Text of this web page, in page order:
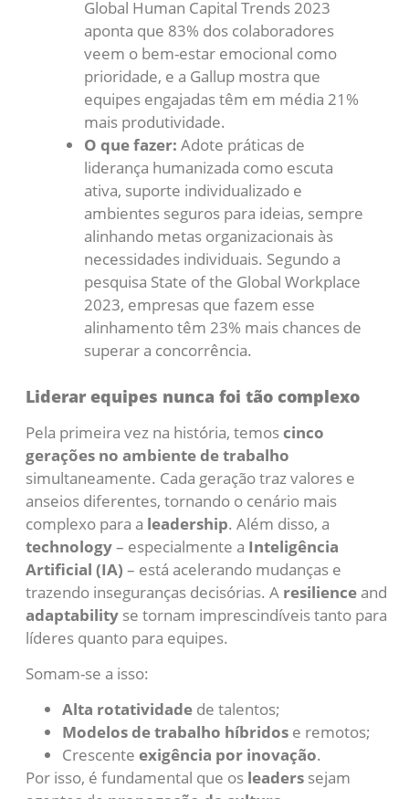
Global Human Capital Trends 2023
aponta que 83% dos colaboradores
veem o bem-estar emocional como
prioridade, e a Gallup mostra que
equipes engajadas têm em média 21%
mais produtividade.
O que fazer: Adote práticas de
liderança humanizada como escuta
ativa, suporte individualizado e
ambientes seguros para ideias, sempre
alinhando metas organizacionais às
necessidades individuais. Segundo a
pesquisa State of the Global Workplace
2023, empresas que fazem esse
alinhamento têm 23% mais chances de
superar a concorrência.
Liderar equipes nunca foi tão complexo
Pela primeira vez na história, temoscinco
gerações no ambiente de trabalho
simultaneamente. Cada geração traz valores e
anseios diferentes, tornando o cenário mais
complexo para a leadership. Além disso, a
technology– especialmente a Inteligência
Artificial (IA) – está acelerando mudanças e
trazendo inseguranças decisórias. A resilienceand
adaptability se tornam imprescindíveis tanto para
líderes quanto para equipes.
Somam-se a isso:
Alta rotatividade de talentos;
Modelos de trabalho híbridos e remotos;
Crescente exigência por inovação.
Por isso, é fundamental que os leaders sejam